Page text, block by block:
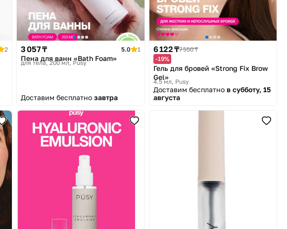
2 3 057 ₸ 5.0 1
Пена для ванн «Bath Foam»
для тела, 200 мл Pusy
Доставим бесплатно завтра
6 122 ₸7 550 ₸
-19%
Гель для бровей «Strong Fix Brow
Gel»
4.5 мл Pusy
Доставим бесплатно в субботу, 15
августа